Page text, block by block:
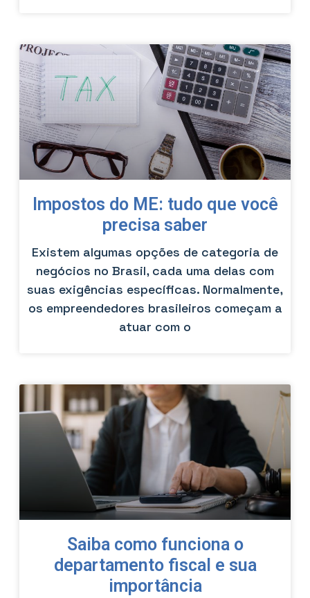
Impostos do ME: tudo que você
precisa saber
Existem algumas opções de categoria de
negócios no Brasil, cada uma delas com
suas exigências específicas. Normalmente,
os empreendedores brasileiros começam a
atuar com o
Saiba como funciona o
departamento fiscal e sua
importância